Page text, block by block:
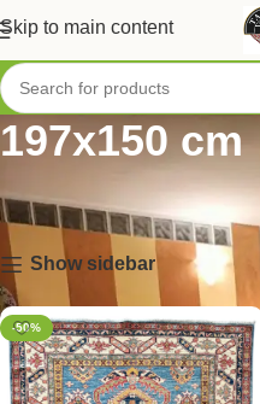
Skip to main content
197x150 cm
Tappeti per Dimensioni
Visualizzazione del risultato
Show sidebar
-50%